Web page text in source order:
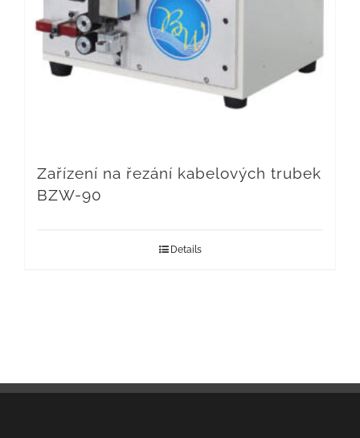
Zařízení na řezání kabelových trubek
BZW-90
Details